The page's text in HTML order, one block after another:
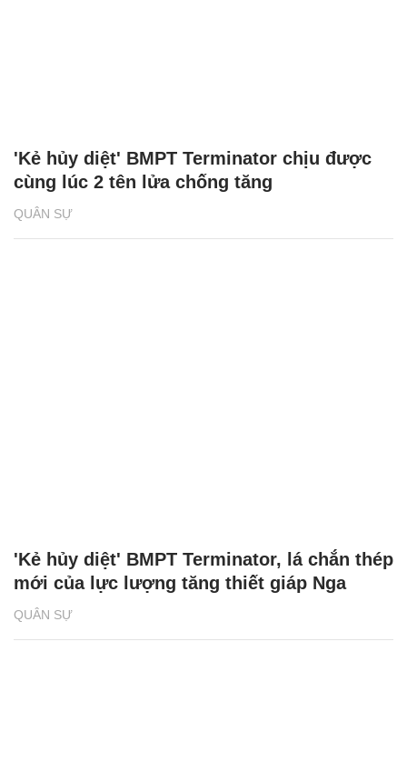
QUÂN SỰ
'Kẻ hủy diệt' BMPT Terminator chịu được
cùng lúc 2 tên lửa chống tăng
QUÂN SỰ
'Kẻ hủy diệt' BMPT Terminator, lá chắn thép
mới của lực lượng tăng thiết giáp Nga